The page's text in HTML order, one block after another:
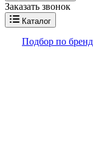
Заказать звонок
Каталог
Подбор по